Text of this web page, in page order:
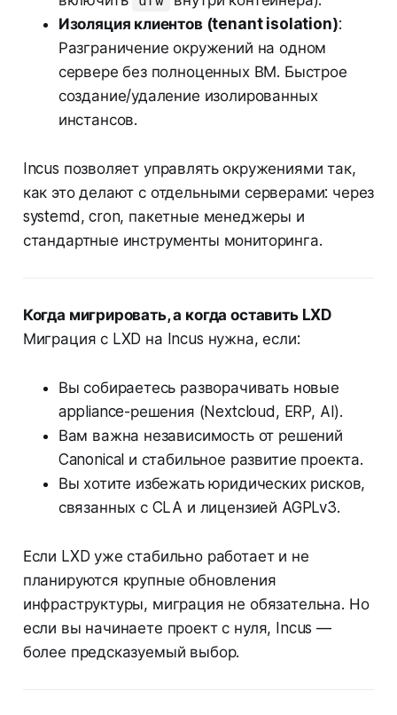
Изоляция клиентов (tenant isolation):
Разграничение окружений на одном
сервере без полноценных ВМ. Быстрое
создание/удаление изолированных
инстансов.
Incus позволяет управлять окружениями так,
как это делают с отдельными серверами: через
systemd, cron, пакетные менеджеры и
стандартные инструменты мониторинга.
Когда мигрировать, а когда оставить LXD
Миграция с LXD на Incus нужна, если:
Вы собираетесь разворачивать новые
appliance-решения (Nextcloud, ERP, AI).
Вам важна независимость от решений
Canonical и стабильное развитие проекта.
Вы хотите избежать юридических рисков,
связанных с CLA и лицензией AGPLv3.
Если LXD уже стабильно работает и не
планируются крупные обновления
инфраструктуры, миграция не обязательна. Но
если вы начинаете проект с нуля, Incus —
более предсказуемый выбор.